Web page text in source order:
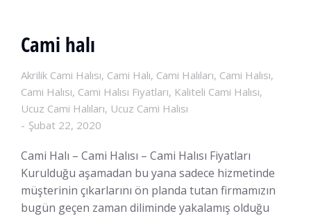
Cami halı
Akrilik Cami Halısı, Cami Halı, Cami Halıları, Cami Halısı,
Cami Halısı, Cami Halısı Fiyatları, Kaliteli Cami Halısı,
Ucuz Cami Halıları, Ucuz Cami Halısı
Şubat 22, 2020
Cami Halı – Cami Halısı – Cami Halısı Fiyatları
Kurulduğu aşamadan bu yana sadece hizmetinde
müşterinin çıkarlarını ön planda tutan firmamızın
bugün geçen zaman diliminde yakalamış olduğu